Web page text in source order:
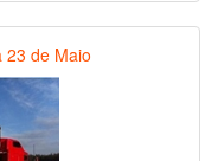
23 de Maio